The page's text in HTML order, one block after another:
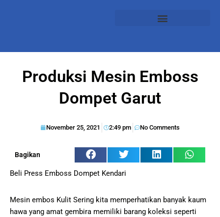
Produksi Mesin Emboss
Dompet Garut
November 25, 2021 2:49 pm No Comments
Bagikan
Beli Press Emboss Dompet Kendari
Mesin embos Kulit Sering kita memperhatikan banyak kaum
hawa yang amat gembira memiliki barang koleksi seperti